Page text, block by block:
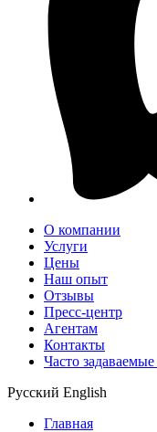
О компании
Услуги
Цены
Наш опыт
Отзывы
Пресс-центр
Агентам
Контакты
Часто
Русский English
Главная